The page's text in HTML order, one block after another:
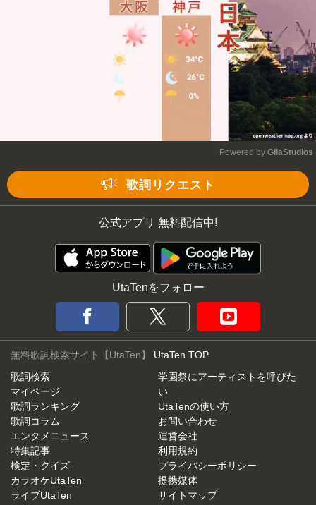
Powered by GliaStudios
歌詞リクエスト
公式アプリ 無料配信中!
UtaTenをフォロー
無料歌詞検索サイト【UtaTen】 UtaTen TOP
歌詞検索
マイページ
歌詞ランキング
歌詞コラム
エンタメニュース
特集記事
検定・クイズ
カラオケUtaTen
ライブUtaTen
学園祭にアーティストを呼びた
い
UtaTenの使い方
お問い合わせ
運営会社
利用規約
プライバシーポリシー
提携媒体
サイトマップ